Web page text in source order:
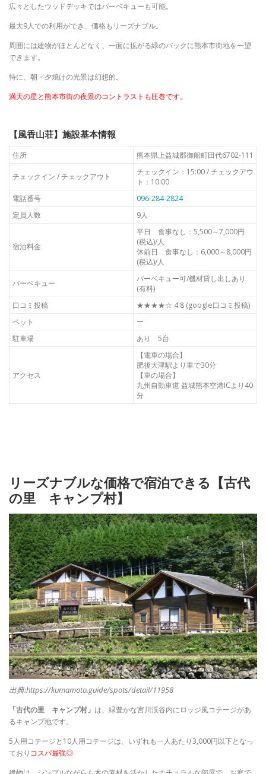
広々としたウッドデッキではバーベキューも可能。
最大9人での利用ができ、価格もリーズナブル。
周囲には建物がほとんどなく、一面に拡がる緑のバックに熊本市街地を一望
できます。
特に、朝・夕焼けの光景は幻想的。
満天の星と熊本市街の夜景のコントラストも圧巻です。
【風香山荘】施設基本情報
住所 熊本県上益城郡御船町田代6702-111
チェックイン / チェックアウト
チェックイン：15:00 / チェックアウ
ト：10:00
電話番号
096-284-2824
定員人数
9人
宿泊料金
平日 食事なし：5,500～7,000円
(税込)/人
休前日 食事なし：6,000～8,000円
(税込)/人
バーベキュー
バーベキュー可/機材貸し出しあり
(有料)
口コミ投稿
★★★★☆ 4.8 (google口コミ投稿)
ペット
ー
駐車場
あり 5台
アクセス
【電車の場合】
肥後大津駅より車で30分
【車の場合】
九州自動車道 益城熊本空港ICより40
分
リーズナブルな価格で宿泊できる【古代
の里 キャンプ村】
出典:https://kumamoto.guide/spots/detail/11958
「古代の里 キャンプ村」 は、緑豊かな宮川渓谷内にロッジ風コテージがあ
るキャンプ地です。
5人用コテージと10人用コテージは、いずれも一人あたり3,000円以下となっ
ており コスパ最強◎